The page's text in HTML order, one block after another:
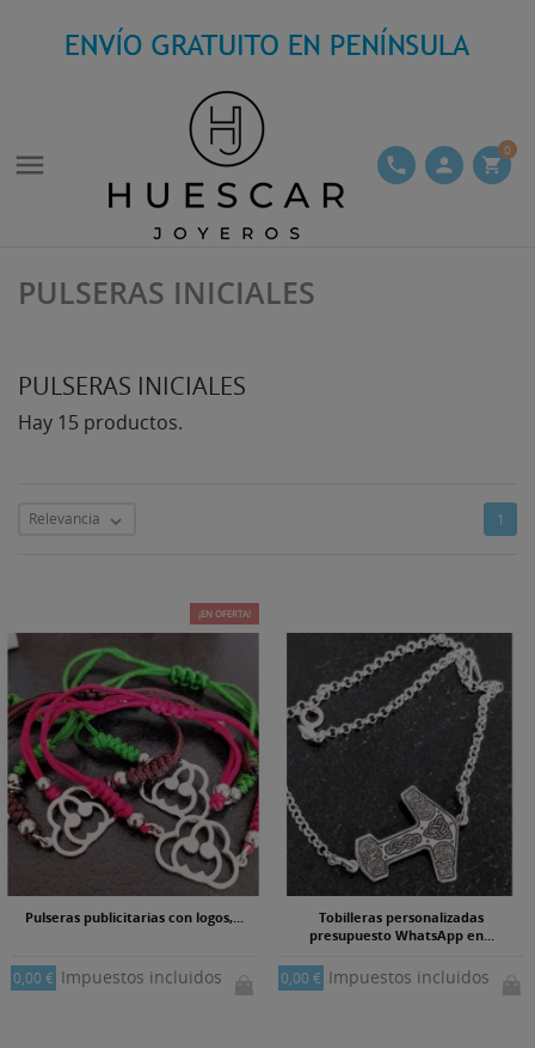
 phone person shopping_cart
0
PULSERAS INICIALES
PULSERAS INICIALES
Hay 15 productos.
Relevancia  1
¡EN OFERTA!
Pulseras publicitarias con logos,...
0,00 € Impuestos incluidos
Tobilleras personalizadas
presupuesto WhatsApp en...
0,00 € Impuestos incluidos